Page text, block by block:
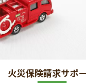
火災保険請求サポ